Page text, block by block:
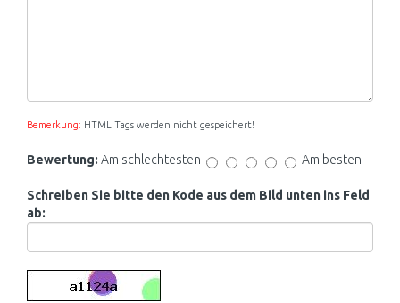
Bemerkung: HTML Tags werden nicht gespeichert!
Bewertung: Am schlechtesten Am besten
Schreiben Sie bitte den Kode aus dem Bild unten ins Feld
ab: